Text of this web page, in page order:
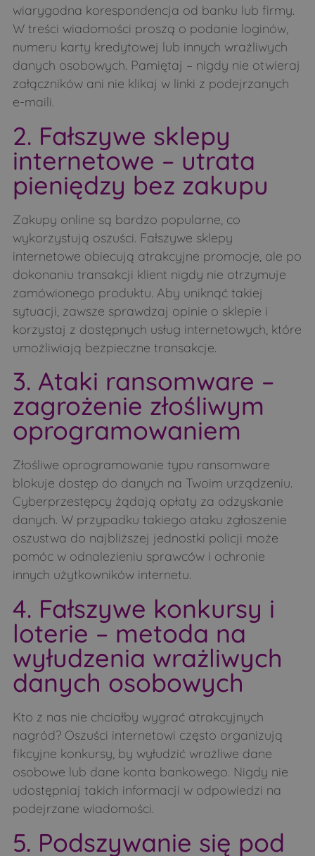
wiarygodna korespondencja od banku lub firmy.
W treści wiadomości proszą o podanie loginów,
numeru karty kredytowej lub innych wrażliwych
danych osobowych. Pamiętaj – nigdy nie otwieraj
załączników ani nie klikaj w linki z podejrzanych
e-maili.
2. Fałszywe sklepy
internetowe – utrata
pieniędzy bez zakupu
Zakupy online są bardzo popularne, co
wykorzystują oszuści. Fałszywe sklepy
internetowe obiecują atrakcyjne promocje, ale po
dokonaniu transakcji klient nigdy nie otrzymuje
zamówionego produktu. Aby uniknąć takiej
sytuacji, zawsze sprawdzaj opinie o sklepie i
korzystaj z dostępnych usług internetowych, które
umożliwiają bezpieczne transakcje.
3. Ataki ransomware –
zagrożenie złośliwym
oprogramowaniem
Złośliwe oprogramowanie typu ransomware
blokuje dostęp do danych na Twoim urządzeniu.
Cyberprzestępcy żądają opłaty za odzyskanie
danych. W przypadku takiego ataku zgłoszenie
oszustwa do najbliższej jednostki policji może
pomóc w odnalezieniu sprawców i ochronie
innych użytkowników internetu.
4. Fałszywe konkursy i
loterie – metoda na
wyłudzenia wrażliwych
danych osobowych
Kto z nas nie chciałby wygrać atrakcyjnych
nagród? Oszuści internetowi często organizują
fikcyjne konkursy, by wyłudzić wrażliwe dane
osobowe lub dane konta bankowego. Nigdy nie
udostępniaj takich informacji w odpowiedzi na
podejrzane wiadomości.
5. Podszywanie się pod